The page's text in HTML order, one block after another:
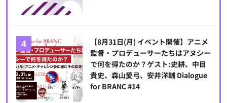
【8月31日(月) イベント開催】アニメ
監督・プロデューサーたちはアヌシー
で何を得たのか？ゲスト:史耕、中目
貴史、森山愛弓、安井洋輔 Dialogue
for BRANC #14